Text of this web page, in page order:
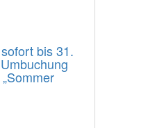
bis 31.